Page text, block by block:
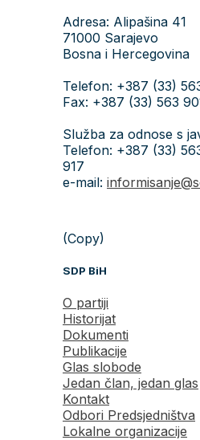
Adresa: Alipašina 41
71000 Sarajevo
Bosna i Hercegovina
Telefon: +387 (33)
Fax: +387 (33) 563
Služba za odnose s
Telefon: +387 (33)
917
e-mail:
(Copy)
SDP BiH
O partiji
Historijat
Dokumenti
Publikacije
Glas slobode
Jedan član, jedan glas
Kontakt
Odbori Predsjedništva
Lokalne organizacije